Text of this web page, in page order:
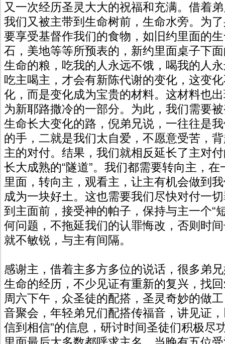
又一次经历圣灵大大的祝福和充满。借着
我们又被主带到生命树前，生命水旁。为
要享受基督作我们的食物，如旧约里面的
石，美地等等所预表的，新约里面桌子下
生命的粮，吃我的人永远不饿，喝我的人
吃主喝主，才会有新陈代谢的变化，这变
化，而是变化成为宝贵的材料。这材料也
为新耶路撒冷的一部分。为此，我们需要
生命长大变化的路，倪弟兄说，一往往是
的手，二就是我们太自爱，不愿意受苦，
主的对付。结果，我们就相反延长了主对
长大成熟的“隧道”。我们都需要转向主，
里面，转向主，观看主，让主有机会做到
成为一块好土。这也需要我们尽快对付一
到主面前，接受神的帕子，保持与主一个“
何问题，不拖延我们的认罪悔改，否则时
就不敏锐，与主有间隔。
感谢主，借着主多方多位的说话，很多弟
生命的经历，不少见证有重新的复兴，找
周六下午，众圣徒的配搭，圣灵奇妙的做
音聚会，年轻弟兄们配搭传福音，讲见证
信到相信”的信息，研讨时间圣徒们积极尽